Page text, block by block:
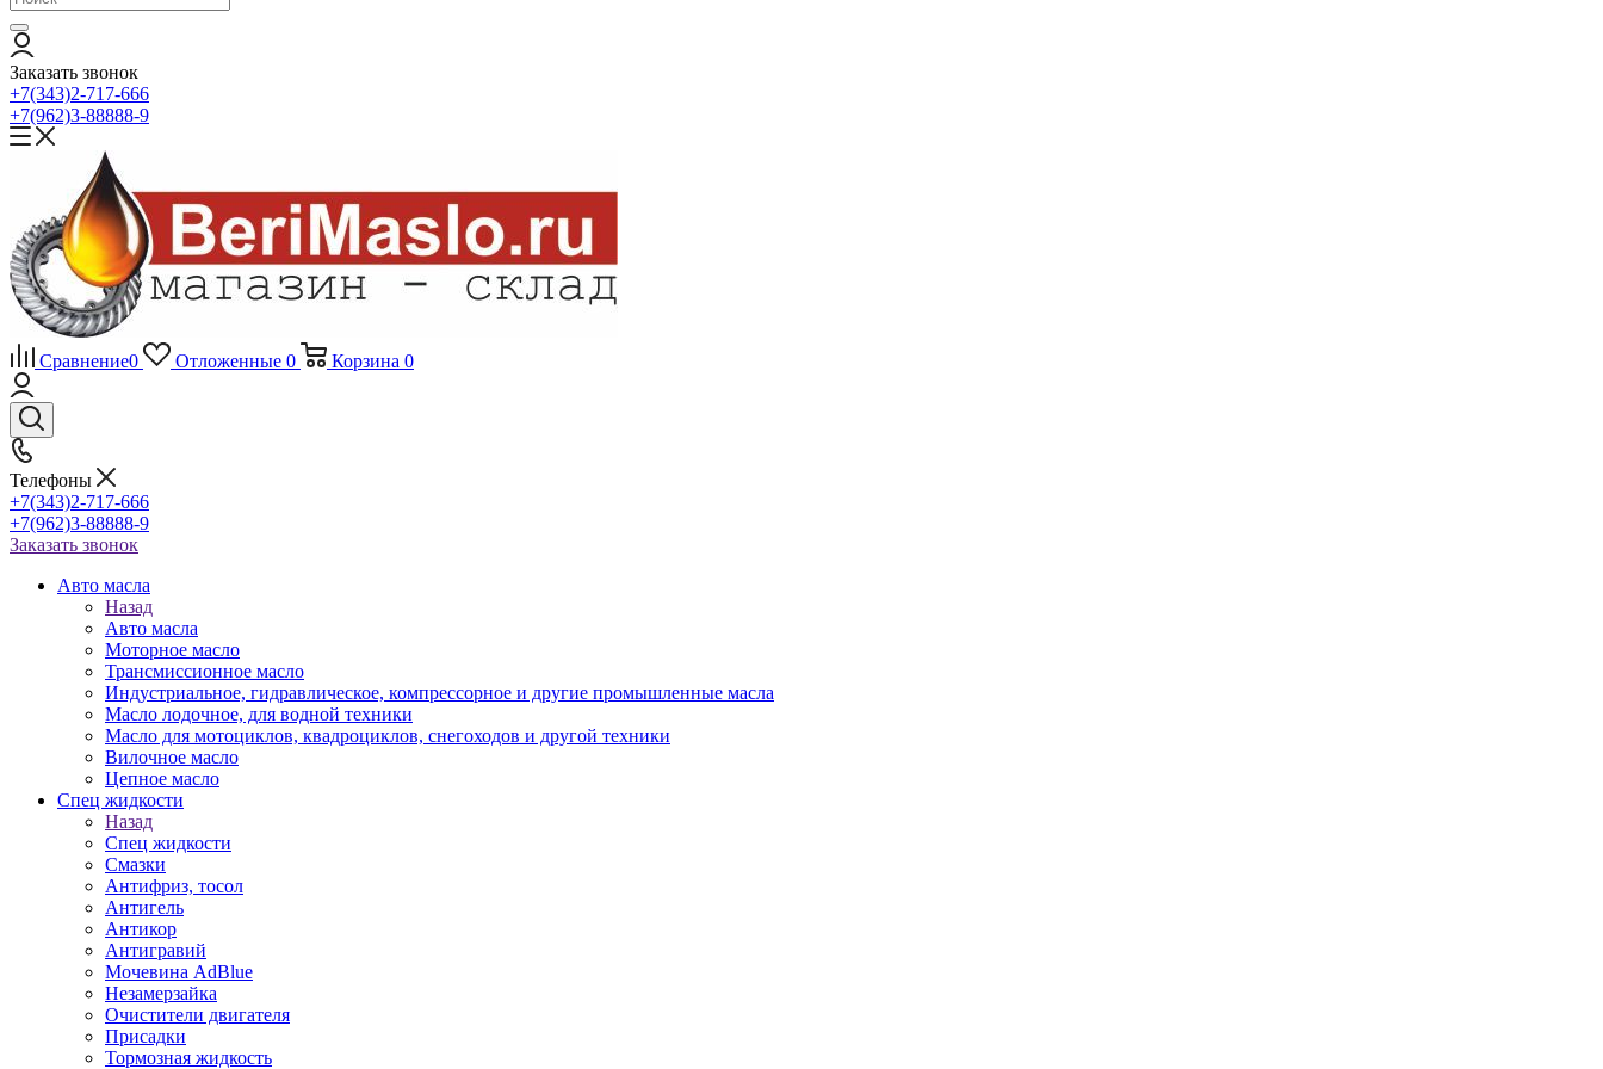
Заказать звонок
+7(343)2-717-666
+7(962)3-88888-9
Сравнение0 Отложенные 0 Корзина 0
Телефоны
+7(343)2-717-666
+7(962)3-88888-9
Заказать звонок
Авто масла
Назад
Авто масла
Моторное масло
Трансмиссионное масло
Индустриальное, гидравлическое, компрессорное и другие промышленные масла
Масло лодочное, для водной техники
Масло для мотоциклов, квадроциклов, снегоходов и другой техники
Вилочное масло
Цепное масло
Спец жидкости
Назад
Спец жидкости
Смазки
Антифриз, тосол
Антигель
Антикор
Антигравий
Мочевина AdBlue
Незамерзайка
Очистители двигателя
Присадки
Тормозная жидкость